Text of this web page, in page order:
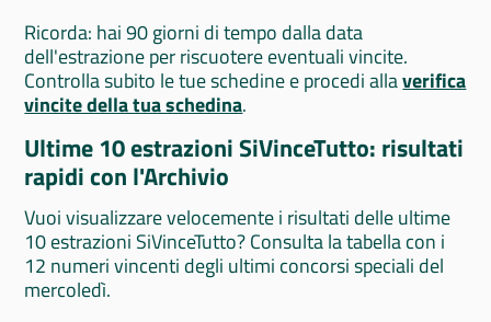
Ricorda: hai 90 giorni di tempo dalla data
dell'estrazione per riscuotere eventuali vincite.
Controlla subito le tue schedine e procedi allaverifica
vincite della tua schedina.
Ultime 10 estrazioni SiVinceTutto: risultati
rapidi con l'Archivio
Vuoi visualizzare velocemente i risultati delle ultime
10 estrazioni SiVinceTutto? Consulta la tabella con i
12 numeri vincenti degli ultimi concorsi speciali del
mercoledì.